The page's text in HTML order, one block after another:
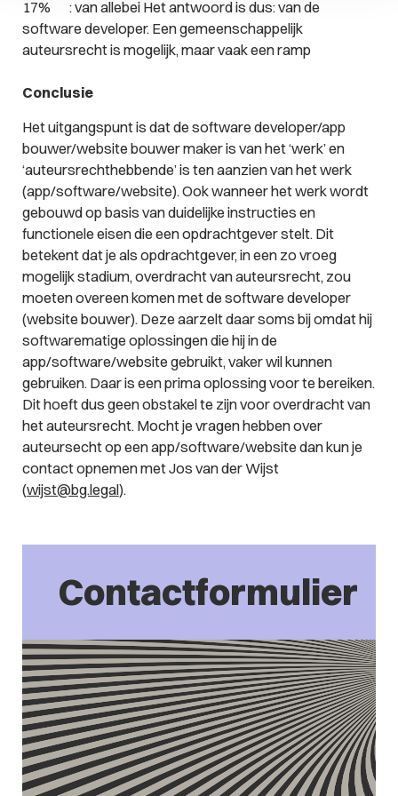
17% : van allebei Het antwoord is dus: van de
software developer. Een gemeenschappelijk
auteursrecht is mogelijk, maar vaak een ramp
Conclusie
Het uitgangspunt is dat de software developer/app
bouwer/website bouwer maker is van het ‘werk’ en
‘auteursrechthebbende’ is ten aanzien van het werk
(app/software/website). Ook wanneer het werk wordt
gebouwd op basis van duidelijke instructies en
functionele eisen die een opdrachtgever stelt. Dit
betekent dat je als opdrachtgever, in een zo vroeg
mogelijk stadium, overdracht van auteursrecht, zou
moeten overeen komen met de software developer
(website bouwer). Deze aarzelt daar soms bij omdat hij
softwarematige oplossingen die hij in de
app/software/website gebruikt, vaker wil kunnen
gebruiken. Daar is een prima oplossing voor te bereiken.
Dit hoeft dus geen obstakel te zijn voor overdracht van
het auteursrecht. Mocht je vragen hebben over
auteursecht op een app/software/website dan kun je
contact opnemen met Jos van der Wijst
(wijst@bg.legal).
Contactformulier